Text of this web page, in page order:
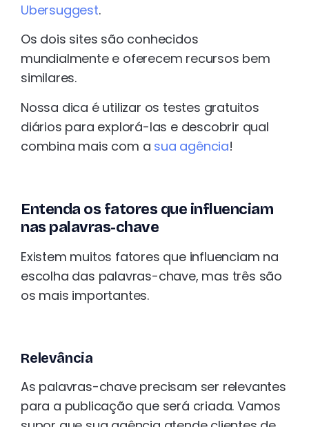
Ubersuggest.
Os dois sites são conhecidos
mundialmente e oferecem recursos bem
similares.
Nossa dica é utilizar os testes gratuitos
diários para explorá-las e descobrir qual
combina mais com a sua agência!
Entenda os fatores que influenciam
nas palavras-chave
Existem muitos fatores que influenciam na
escolha das palavras-chave, mas três são
os mais importantes.
Relevância
As palavras-chave precisam ser relevantes
para a publicação que será criada. Vamos